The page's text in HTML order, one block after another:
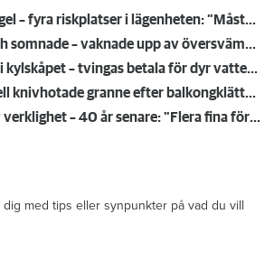
Så undviker du mögel – fyra riskplatser i lägenheten: ”Måste städa bort”
Satte på vattnet och somnade – vaknade upp av översvämning hos grannen
Rensade inte hålet i kylskåpet – tvingas betala för dyr vattenskada
Naken gängkriminell knivhotade granne efter balkongklättring
Kompisdealen blev verklighet – 40 år senare: "Flera fina fördelar med att dela bostad"
dig med tips eller synpunkter på vad du vill